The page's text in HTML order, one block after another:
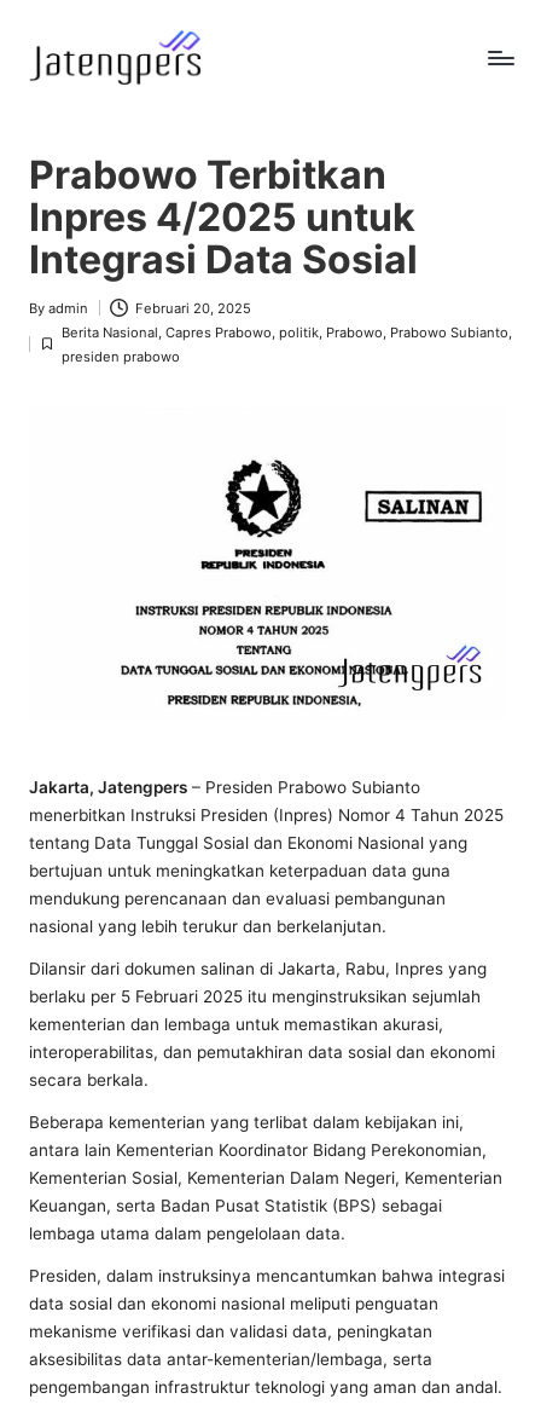
a
t
e
n
g
p
Pemerintah
Prabowo Terbitkan
Inpres 4/2025 untuk
Integrasi Data Sosial
Posted
by
By admin Februari 20, 2025
Posted
Berita Nasional Capres Prabowo politik, Prabowo Prabowo Subianto
presiden prabowo
Jakarta, Jatengpers – Presiden Prabowo Subianto
menerbitkan Instruksi Presiden (Inpres) Nomor 4 Tahun 2025
tentang Data Tunggal Sosial dan Ekonomi Nasional yang
bertujuan untuk meningkatkan keterpaduan data guna
mendukung perencanaan dan evaluasi pembangunan
nasional yang lebih terukur dan berkelanjutan.
Dilansir dari dokumen salinan di Jakarta, Rabu, Inpres yang
berlaku per 5 Februari 2025 itu menginstruksikan sejumlah
kementerian dan lembaga untuk memastikan akurasi,
interoperabilitas, dan pemutakhiran data sosial dan ekonomi
secara berkala.
Beberapa kementerian yang terlibat dalam kebijakan ini,
antara lain Kementerian Koordinator Bidang Perekonomian,
Kementerian Sosial, Kementerian Dalam Negeri, Kementerian
Keuangan, serta Badan Pusat Statistik (BPS) sebagai
lembaga utama dalam pengelolaan data.
Presiden, dalam instruksinya mencantumkan bahwa integrasi
data sosial dan ekonomi nasional meliputi penguatan
mekanisme verifikasi dan validasi data, peningkatan
aksesibilitas data antar-kementerian/lembaga, serta
pengembangan infrastruktur teknologi yang aman dan andal.